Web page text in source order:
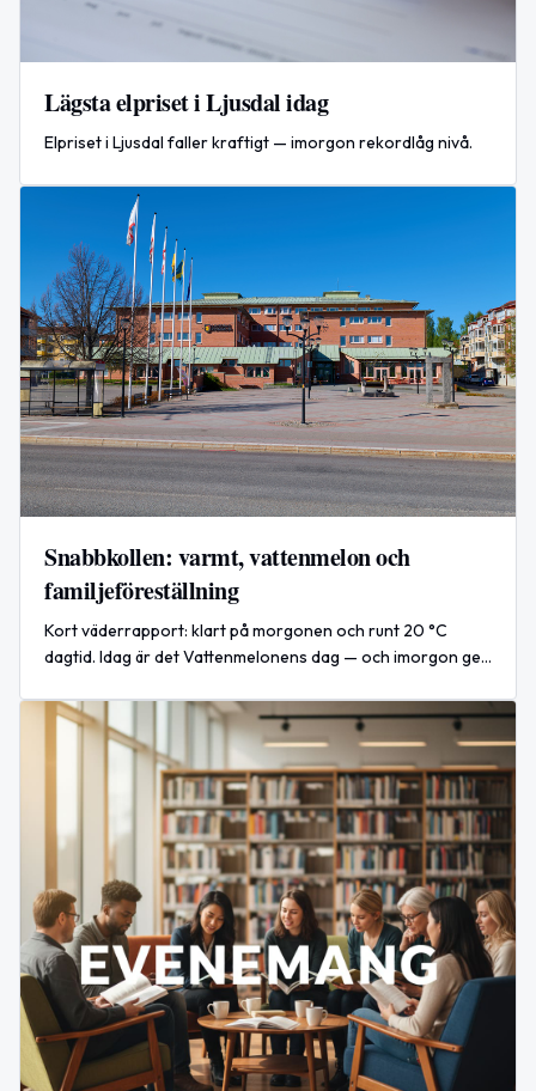
Lägsta elpriset i Ljusdal idag
Elpriset i Ljusdal faller kraftigt — imorgon rekordlåg nivå.
Snabbkollen: varmt, vattenmelon och
familjeföreställning
Kort väderrapport: klart på morgonen och runt 20 °C
dagtid. Idag är det Vattenmelonens dag — och imorgon ges